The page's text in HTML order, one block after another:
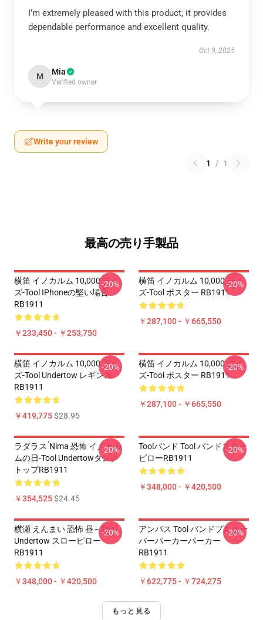
I’m extremely pleased with this product; it provides
dependable performance and excellent quality.
Oct 9, 2025
M Mia
Verified owner
Write your review
1 / 1
最高の売り手製品
横笛 イノカルム 10,000 デイ
ズ-Tool IPhoneの堅い場合
RB1911
￥233,450 - ￥253,750
-20%
横笛 イノカルム 10,000 デイ
ズ-Tool ポスター RB1911
￥287,100 - ￥665,550
-20%
横笛 イノカルム 10,000 デイ
ズ-Tool Undertow レギンス
RB1911
￥419,775$28.95
-20%
横笛 イノカルム 10,000 デイ
ズ-Tool ポスター RB1911
￥287,100 - ￥665,550
-20%
ラダラス ́nima 恐怖 イノカル
ムの日-Tool Undertowタンク
トップRB1911
￥354,525$24.45
-20%
Toolバンド Tool バンドスロー
ピローRB1911
￥348,000 - ￥420,500
-20%
横瀬 えんまい 恐怖 昼～tool
Undertow スローピロー
RB1911
￥348,000 - ￥420,500
-20%
アンパス Tool バンドプルオー
バーパーカーパーカー
RB1911
￥622,775 - ￥724,275
-20%
もっと見る